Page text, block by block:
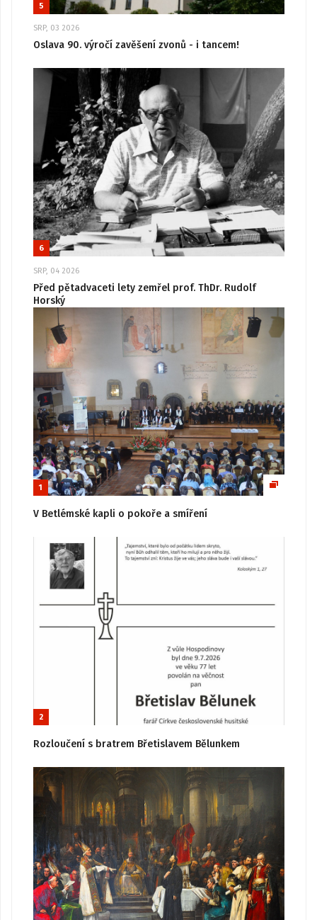
5
SRP, 03 2026
Oslava 90. výročí zavěšení zvonů - i tancem!
6
SRP, 04 2026
Před pětadvaceti lety zemřel prof. ThDr. Rudolf
Horský
1
V Betlémské kapli o pokoře a smíření
2
Rozloučení s bratrem Břetislavem Bělunkem